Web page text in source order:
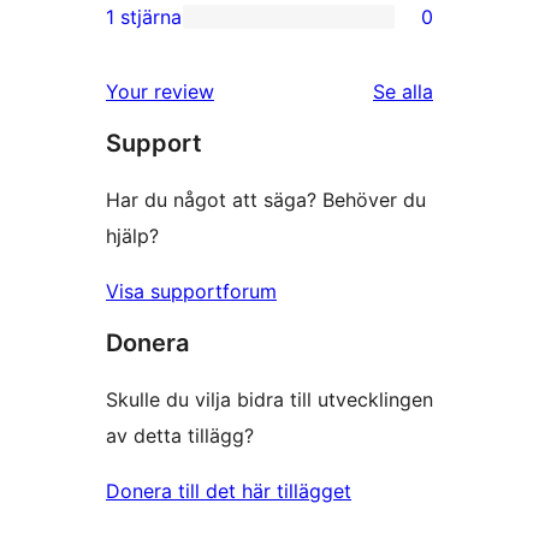
recensioner
2-
recensioner
stjärniga
recensioner
1 stjärna 0
Your review Se alla
Support
Har du något att säga? Behöver du
hjälp?
Visa supportforum
Donera
Skulle du vilja bidra till utvecklingen
av detta tillägg?
Donera till det här tillägget